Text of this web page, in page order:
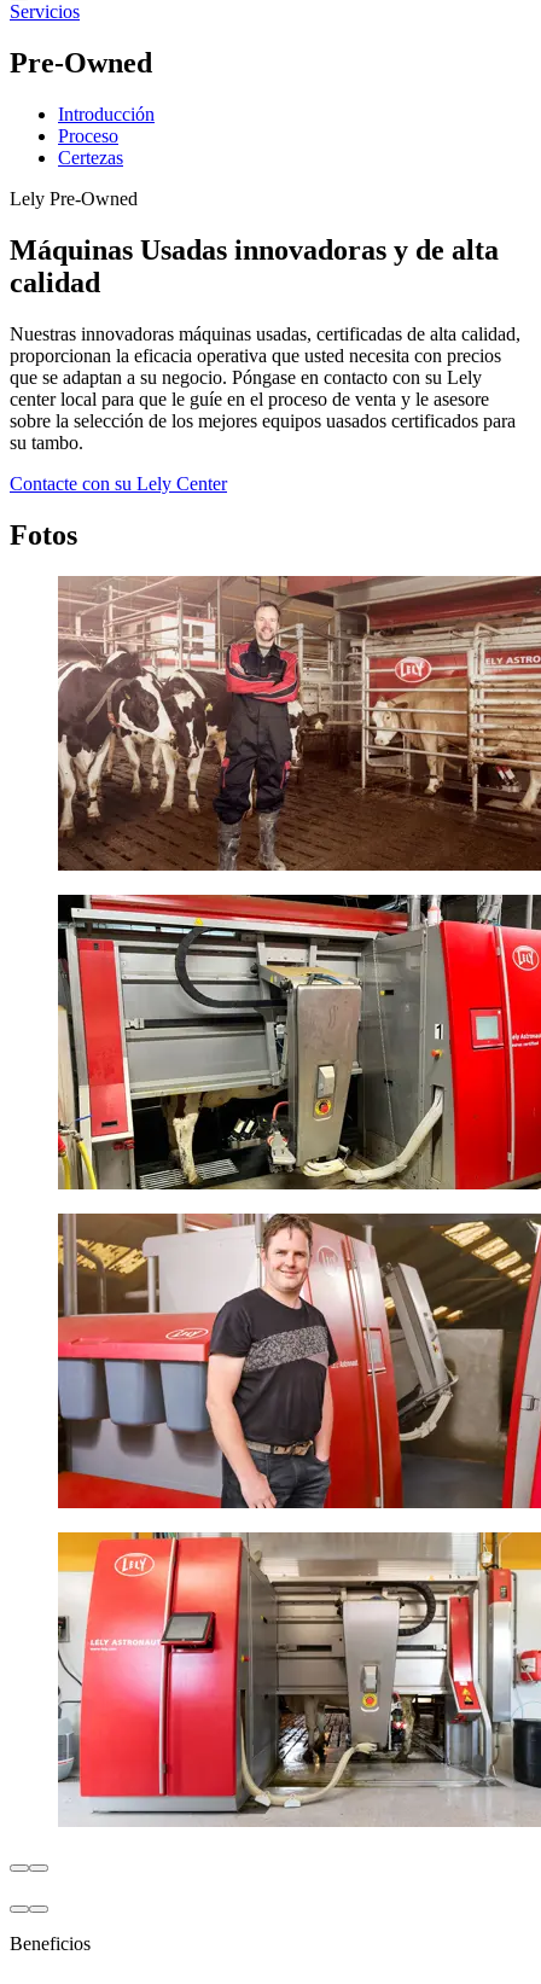
Servicios
Pre-Owned
Introducción
Proceso
Certezas
Lely Pre-Owned
Máquinas Usadas innovadoras y de alta
calidad
Nuestras innovadoras máquinas usadas, certificadas de alta calidad,
proporcionan la eficacia operativa que usted necesita con precios
que se adaptan a su negocio. Póngase en contacto con su Lely
center local para que le guíe en el proceso de venta y le asesore
sobre la selección de los mejores equipos uasados certificados para
su tambo.
Contacte con su Lely Center
Fotos
Beneficios